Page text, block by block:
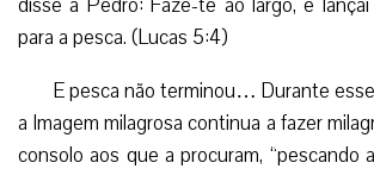
para a pesca. (Lucas 5:4)
E pesca não terminou… Durante
a Imagem milagrosa continua a fazer
consolo aos que a procuram, “pescando